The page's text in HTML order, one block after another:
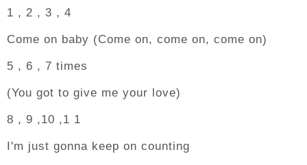
1 , 2 , 3 , 4
Come on baby (Come on, come on, come on)
5 , 6 , 7 times
(You got to give me your love)
8 , 9 ,10 ,1 1
I'm just gonna keep on counting